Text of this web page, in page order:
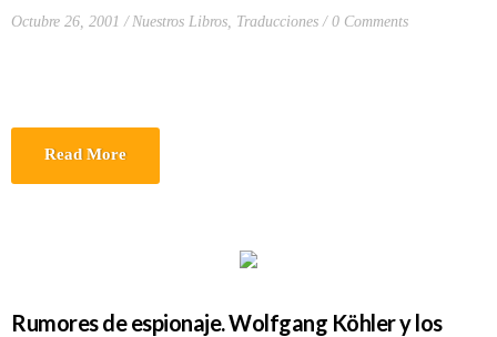
Octubre 26, 2001 Nuestros Libros, Traducciones 0 Comments
Read More
Rumores de espionaje. Wolfgang Köhler y los